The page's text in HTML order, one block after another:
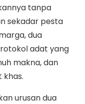
tanpa
sekadar pesta
dua
adat yang
makna, dan
khas.
urusan dua